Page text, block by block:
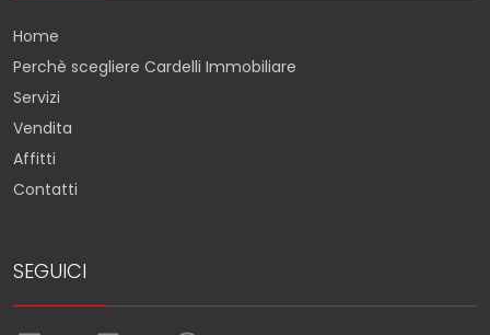
Home
Perchè scegliere Cardelli Immobiliare
Servizi
Vendita
Affitti
Contatti
SEGUICI